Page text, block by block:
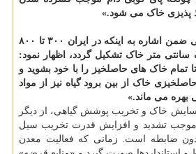
پذیزی خاک می شود.»
سید ابوالفضل میرقاسمی ضمن اشاره به اینکه در ایران ۳۰۰ تا ۸۰۰
متر خاک تشکیل گردد، اظهار نمود:
خاک های حاصلخیز را با خود بشوید و
خاک از بین برود گیاه نیز از مواد
بهره می ماند.»
خاک و تخریب پوشش گیاهی، از دیگر
موجب تشدید و افزایش قدرت تخریب سیل
ضابطه است. زمانی که فعالیت معدن